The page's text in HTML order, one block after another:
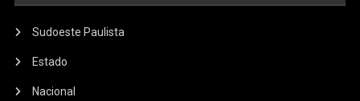
Sudoeste Paulista
Estado
Nacional